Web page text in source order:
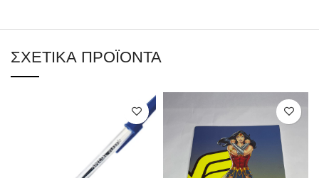
ΣΧΕΤΙΚΆ ΠΡΟΪΌΝΤΑ